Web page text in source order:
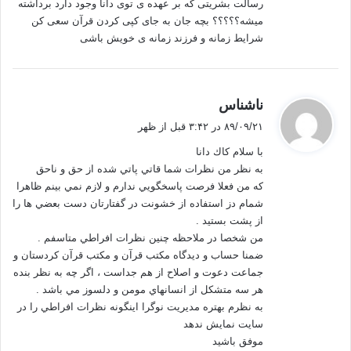
بر انگیز» آلتوسر استفاده می کنیم.
یکی از روش های عمده برای تحلیل یک متن هرمنوتیک است. هرمنوتیک از واژه
یونانی هرموناین به معنی تفسیر یا تعبیر است. هرمس خدای انتقال معانی در
یونان باستان بود. در واقع هرمنوتیک یک روش فهم وتفسیر یک متن است که
رهیافتهای مختلفی از دل آن بیرون آمده اند. از نگاه هرمنوتیکیها ما در مواجه با
یک متن با کلیتی روبه رو هستیم که متن تنها یک جزء آن است دو جزء دیگر این
حال بنا بر نوع تاکیدی که بر هر یک از اجزای این کلیت ، نوع فهم و برداشت از آن
متن نیز متفاوت خواهد بود.
به عنوان مثال شلایر ماخر در تفسیر یک متن بر مقصود مولف تاکید می کند، و
این روش را بیشتر در تفسیر متون مقدس
استفاده می کند و دنبال فهم منظور
رسالت بشریتی که بر عهده ی توی دانا وجود دارد برداشته
میشه؟؟؟؟؟ بچه جان به جای کپی کردن قرآن سعی کن
شرایط زمانه و فرزند زمانه ی خویش باشی
ناشناس
:
۸۹/۰۹/۲۱ در ۳:۴۲ قبل از ظهر
با سلام كاك دانا
به نظر من نظرات شما قاتي پاتي شده از حق و ناحق
كه من فعلا فرصت پاسخگويي ندارم و لازم نمي بينم ظاهرا
شمام دز استفاده از خشونت در گفتارتان دست بعضي ها را
از پشت بستيد .
من شخصا در ملاحظه چنين نظرات افراطي متاسفم .
ضمنا حساب و ديدگاه مكتب قرآن و مكتب قرآن كردستان و
جماعت دعوت و اصلاح از هم جداست ، اگر چه به نظر بنده
هر سه متشكل از انسانهاي مومن و دلسوز مي باشد .
به نظرم بهتره مديريت نوگرا اينگونه نظرات افراطي را در
سايت نمايش ندهد
موفق باشيد